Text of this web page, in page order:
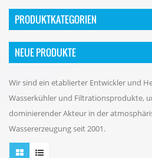
PRODUKTKATEGORIEN
NEUE PRODUKTE
Wir sind ein etablierter Entwickler und
Wasserkühler und Filtrationsprodukte,
dominierender Akteur in der
Wassererzeugung seit 2001.